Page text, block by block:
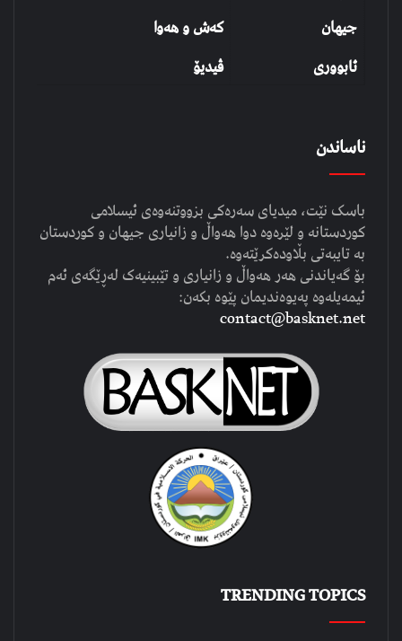
جیهان
ئابووری
کەش و هەوا
ڤیدیۆ
ناساندن
باسک نێت، میدیای سەرەکی بزووتنەوەی ئیسلامی
کوردستانە و لێرەوە دوا هەواڵ و زانیاری جیهان و کوردستان
بە تایبەتی بڵاودەکرێتەوە.
بۆ گەیاندنی هەر هەواڵ و زانیاری و تێبینیەک لەڕێگەی ئەم
ئیمەیلەوە پەیوەندیمان پێوە بکەن:
contact@basknet.net
TRENDING TOPICS